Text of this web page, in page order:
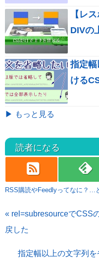
【レ
DIVの
指定
ける
▶ もっと見る
読者になる
rss feedly
RSS購読やFeedlyってなに？…
« rel=subresourceでCSS
戻した
指定幅以上の文字列